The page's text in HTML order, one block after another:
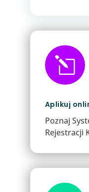
l
Aplikuj
Poznaj
Rejestracji